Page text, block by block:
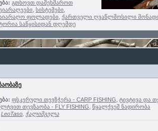
გთხოვთ დამეხმაროთ
სისტემები,
ფოლადები ქართველი ღვაწლმოსილი
საწყისიდან დღემდე
ფსკერული თევზჭერა - CARP FISHING ტივტივა და
თევზაობა - FLY FISHING წყალქვეშ ნადირობა
LeoTaso, ჭალიმგელა